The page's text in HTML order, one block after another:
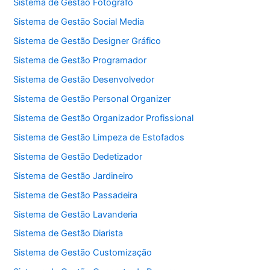
Sistema de Gestão Fotógrafo
Sistema de Gestão Social Media
Sistema de Gestão Designer Gráfico
Sistema de Gestão Programador
Sistema de Gestão Desenvolvedor
Sistema de Gestão Personal Organizer
Sistema de Gestão Organizador Profissional
Sistema de Gestão Limpeza de Estofados
Sistema de Gestão Dedetizador
Sistema de Gestão Jardineiro
Sistema de Gestão Passadeira
Sistema de Gestão Lavanderia
Sistema de Gestão Diarista
Sistema de Gestão Customização